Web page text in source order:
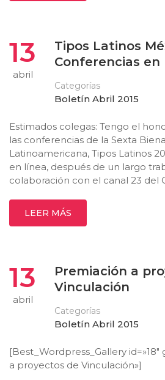
13
abril
Tipos Latinos
Conferencias en
Categorías
Boletín Abril 2015
Estimados colegas: Tengo el
las conferencias de la Sexta
Latinoamericana, Tipos Latinos
en línea, después de un largo
colaboración con el canal 23 del
LEER MÁS
13
abril
Premiación a
Vinculación
Categorías
Boletín Abril 2015
[Best_Wordpress_Gallery
a proyectos de Vinculación»]